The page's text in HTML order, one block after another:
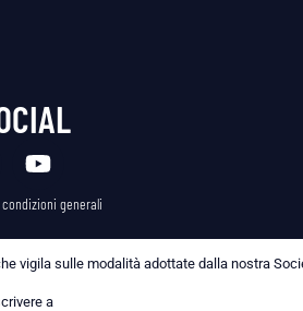
generali
vigila sulle modalità adottate dalla nostra
a